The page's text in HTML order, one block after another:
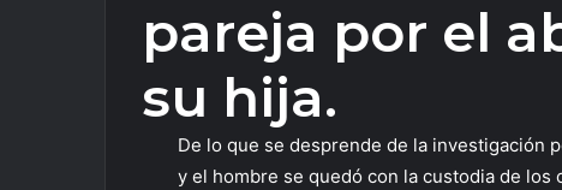
pareja por el
su hija.
De lo que se desprende de la investigación
y el hombre se quedó con la custodia de los